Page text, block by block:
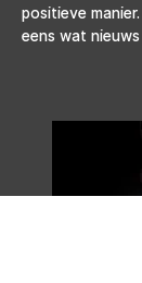
positieve
eens wat